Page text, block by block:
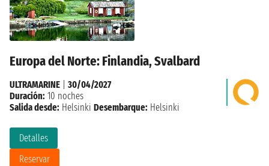
Europa del Norte: Finlandia, Svalbard
Detalles
Reservar
ULTRAMARINE
30/04/2027
Duración: 10 noches
Salida desde: Helsinki Desembarque: Helsinki